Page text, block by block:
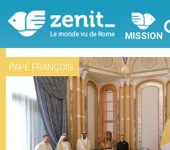
MISSION
PAPE FRANÇOIS